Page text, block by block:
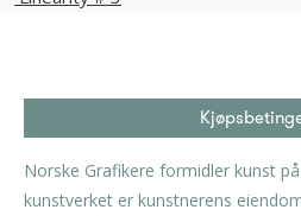
Norske Grafikere formidler kunst
kunstverket er kunstnerens